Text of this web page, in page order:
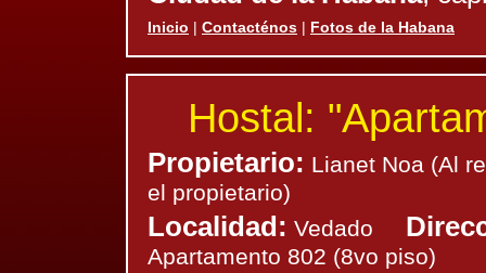
Inicio | Contacténos | Fotos de la Habana
Hostal:
Propietario: Lianet Noa (Al
el propietario)
Localidad: Vedado
Apartamento 802 (8vo piso)